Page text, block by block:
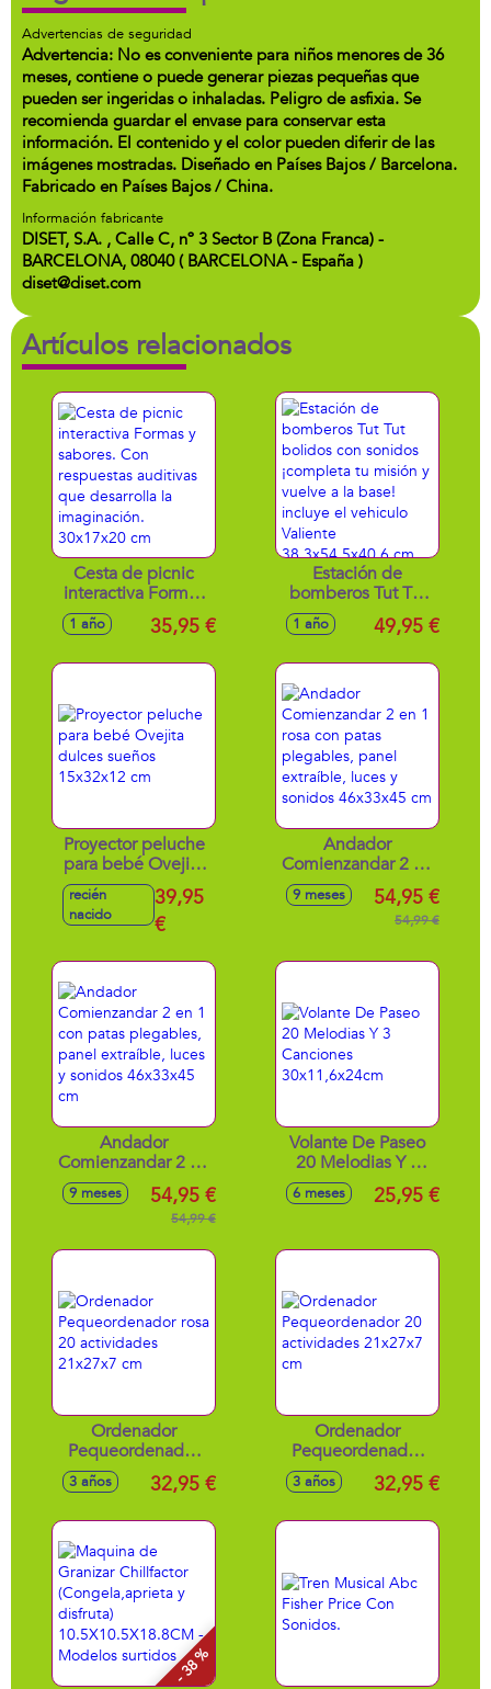
Advertencias de seguridad
Advertencia: No es conveniente para niños menores de 36
meses, contiene o puede generar piezas pequeñas que
pueden ser ingeridas o inhaladas. Peligro de asfixia. Se
recomienda guardar el envase para conservar esta
información. El contenido y el color pueden diferir de las
imágenes mostradas. Diseñado en Países Bajos / Barcelona.
Fabricado en Países Bajos / China.
Información fabricante
DISET, S.A. , Calle C, nº 3 Sector B (Zona Franca) -
BARCELONA, 08040 ( BARCELONA - España )
diset@diset.com
Artículos relacionados
Cesta de picnic
interactiva Formas
y sabores. Con
respuestas
30x17x20 cm
1 año 35,95 €
Estación de
bomberos Tut Tut
bolidos con
sonidos ¡completa
vehiculo Valiente
38,3x54,5x40,6 cm
1 año 49,95 €
Proyector peluche
para bebé Ovejita
dulces sueños
15x32x12 cm
recién
nacido
39,95
€
Andador
Comienzandar 2 en
1 rosa con patas
plegables, panel
extraíble, luces y
cm
9 meses 54,95 €
54,99 €
Andador
Comienzandar 2 en
1 con patas
plegables, panel
extraíble, luces y
9 meses 54,95 €
54,99 €
Volante De Paseo
20 Melodias Y 3
Canciones
30x11,6x24cm
6 meses 25,95 €
Ordenador
Pequeordenador
rosa 20 actividades
21x27x7 cm
3 años 32,95 €
Ordenador
Pequeordenador
20 actividades
21x27x7 cm
3 años 32,95 €
- 38 %